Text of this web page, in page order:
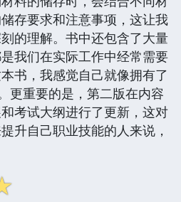
存要求和注意事项，这让我
的理解。书中还包含了大量
我们在实际工作中经常需要
书，我感觉自己就像拥有了
更重要的是，第二版在内容
考试大纲进行了更新，这对
升自己职业技能的人来说，